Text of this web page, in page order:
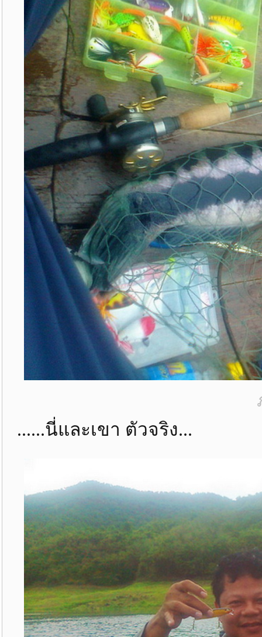
......นี่และเขา ตัวจริง...